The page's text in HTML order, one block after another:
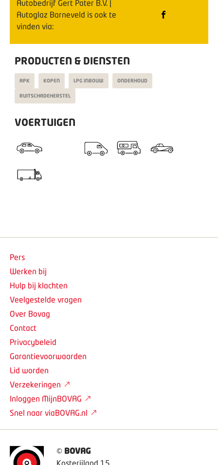
Autobedrijf Gert Pater B.V. |
Autoglaz Barneveld is ook te
vinden via:
PRODUCTEN & DIENSTEN
APK KOPEN LPG INBOUW ONDERHOUD
RUITSCHADEHERSTEL
VOERTUIGEN
© BOVAG
Kosterijland 15
Pers
Werken bij
Hulp bij klachten
Veelgestelde vragen
Over Bovag
Contact
Privacybeleid
Garantievoorwaarden
Lid worden
Verzekeringen
Inloggen MijnBOVAG
Snel naar viaBOVAG.nl